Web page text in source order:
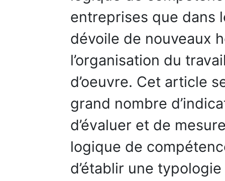
entreprises que dans
dévoile de nouveaux
l’organisation du
d’oeuvre. Cet article
grand nombre
d’évaluer et de
logique de
d’établir une